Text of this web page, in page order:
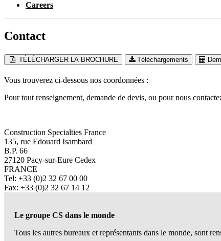
Careers
Contact
TÉLÉCHARGER LA BROCHURE Téléchargements
Vous trouverez ci-dessous nos coordonnées :
Pour tout renseignement, demande de devis, ou pour nous
Construction Specialties France
135, rue Edouard Isambard
B.P. 66
27120 Pacy-sur-Eure Cedex
FRANCE
Tel: +33 (0)2 32 67 00 00
Fax: +33 (0)2 32 67 14 12
Le groupe CS dans le monde
Tous les autres bureaux et représentants dans le monde, sont